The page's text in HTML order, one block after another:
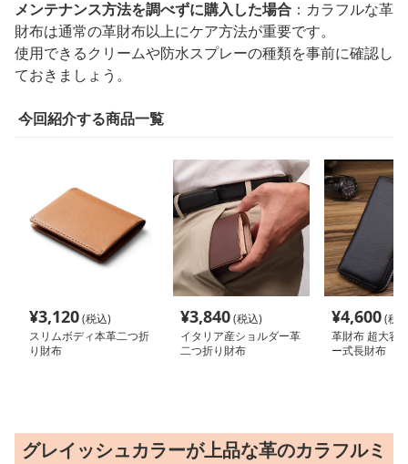
メンテナンス方法を調べずに購入した場合 ：カラフルな革
財布は通常の革財布以上にケア方法が重要です。
使用できるクリームや防水スプレーの種類を事前に確認し
ておきましょう。
今回紹介する商品一覧
¥3,120(税込)
スリムボディ本革二つ折
り財布
¥3,840(税込)
イタリア産ショルダー革
二つ折り財布
¥4,600(税
革財布 超大容
ー式長財布
グレイッシュカラーが上品な革のカラフルミ